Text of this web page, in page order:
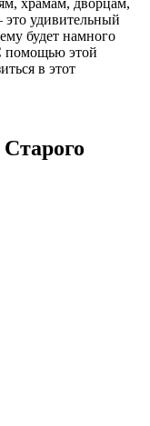
удивительный
будет намного
помощью этой
в этот